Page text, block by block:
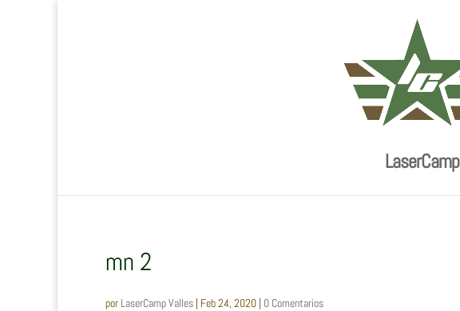
LaserCamp
mn 2
por LaserCamp Valles | Feb 24, 2020 | 0 Comentarios